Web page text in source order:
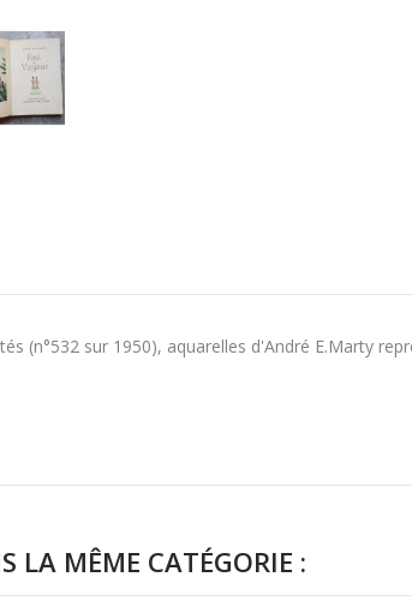
(n°532 sur 1950), aquarelles d'André E.Marty
LA MÊME CATÉGORIE :